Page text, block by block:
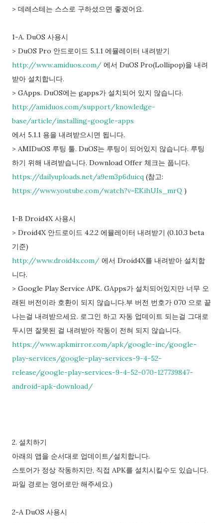
> 데레스테는 스스로 구하셨으면 좋겠어요.
1-A. DuOS 사용시
> DuOS Pro 안드로이드 5.1.1 에뮬레이터 내려받기
http://www.amiduos.com/ 에서 DuOS Pro(Lollipop)을 내려
받아 설치합니다.
> GApps. DuOS에는 gapps가 설치되어 있지 않습니다.
http://amiduos.com/support/knowledge-
base/article/installing-google-apps
에서 5.1.1 용을 내려받으시면 됩니다.
> AMIDuOS 루팅 툴. DuOS는 루팅이 되어있지 않습니다. 루팅
하기 위해 내려받습니다. Download Offer 체크는 풉니다.
https://dailyuploads.net/a9em3p6duicq (참고:
https://www.youtube.com/watch?v=EKihUIs_mrQ )
1-B Droid4X 사용시
> Droid4X 안드로이드 4.2.2 에뮬레이터 내려받기 (0.10.3 beta
기준)
http://www.droid4x.com/ 에서 Droid4X를 내려받아 설치합
니다.
> Google Play Service APK. GApps가 설치되어있지만 너무 오
래된 버전이라 호환이 되지 않습니다.부 버전 번호가 070 으로 끝
나는걸 내려받으세요. 로그인 하고 자동 업데이트 되는걸 그대로
두시면 잘못된 걸 내려받아 작동이 전혀 되지 않습니다.
https://www.apkmirror.com/apk/google-inc/google-
play-services/google-play-services-9-4-52-
release/google-play-services-9-4-52-070-127739847-
android-apk-download/
2. 설치하기
아래의 앱을 순서대로 업데이트/설치합니다.
스토어가 정상 작동하지만, 직접 APK를 설치시킬수도 있습니다.
파일 경로는 영어로만 해주세요.)
2-A DuOS 사용시